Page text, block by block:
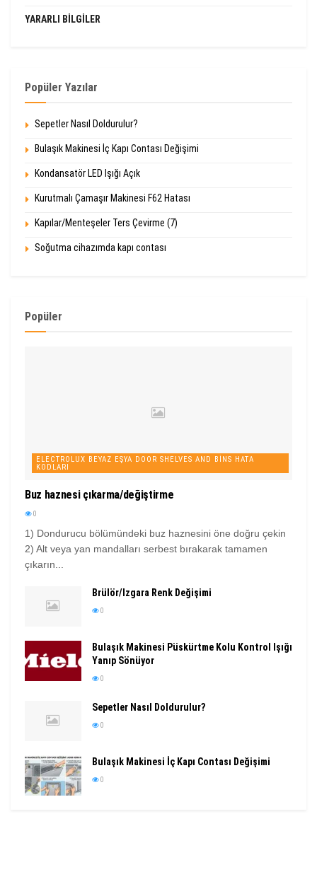
YARARLI BILGILER
Popüler Yazılar
Sepetler Nasıl Doldurulur?
Bulaşık Makinesi İç Kapı Contası Değişimi
Kondansatör LED Işığı Açık
Kurutmalı Çamaşır Makinesi F62 Hatası
Kapılar/Menteşeler Ters Çevirme (7)
Soğutma cihazımda kapı contası
Popüler
ELECTROLUX BEYAZ EŞYA DOOR SHELVES AND BINS HATA
KODLARI
Buz haznesi çıkarma/değiştirme
0
1) Dondurucu bölümündeki buz haznesini öne doğru çekin
2) Alt veya yan mandalları serbest bırakarak tamamen
çıkarın...
Brülör/Izgara Renk Değişimi
0
Bulaşık Makinesi Püskürtme Kolu Kontrol Işığı
Yanıp Sönüyor
0
Sepetler Nasıl Doldurulur?
0
Bulaşık Makinesi İç Kapı Contası Değişimi
0